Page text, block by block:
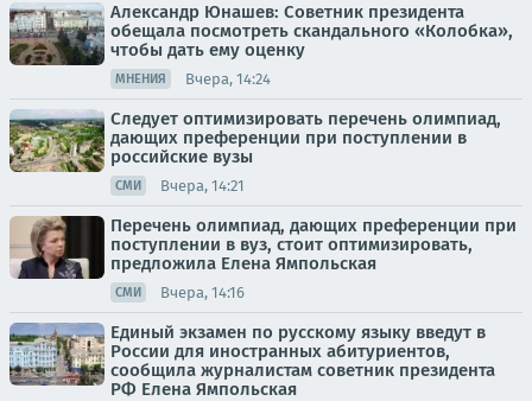
Александр Юнашев: Советник президента
обещала посмотреть скандального «Колобка»,
чтобы дать ему оценку
МНЕНИЯ Вчера, 14:24
Следует оптимизировать перечень олимпиад,
дающих преференции при поступлении в
российские вузы
СМИ Вчера, 14:21
Перечень олимпиад, дающих преференции при
поступлении в вуз, стоит оптимизировать,
предложила Елена Ямпольская
СМИ Вчера, 14:16
Единый экзамен по русскому языку введут в
России для иностранных абитуриентов,
сообщила журналистам советник президента
РФ Елена Ямпольская